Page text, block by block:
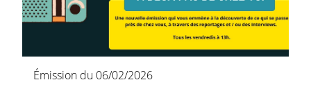
Émission du 06/02/2026